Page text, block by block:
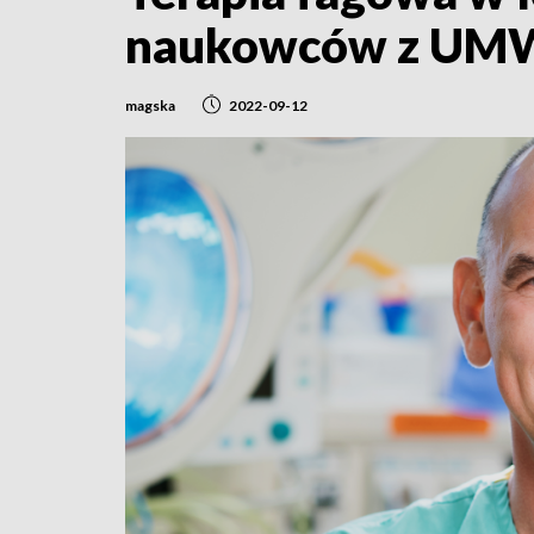
naukowców z
magska 2022-09-12